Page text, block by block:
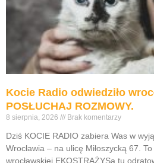
Kocie Radio odwiedziło
POSŁUCHAJ ROZMOWY.
8 sierpnia, 2026 Brak komentarzy
Dziś KOCIE RADIO zabiera Was w
Wrocławia – na ulicę Miłoszycką 67.
wrocławskiej EKOSTRAŻYSą tu